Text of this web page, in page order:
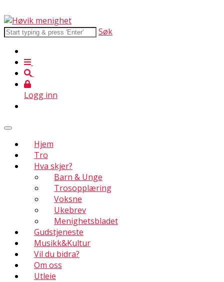
Søk
Logg inn
Hjem
Tro
Hva skjer?
Barn & Unge
Trosopplæring
Voksne
Ukebrev
Menighetsbladet
Gudstjeneste
Musikk&Kultur
Vil du bidra?
Om oss
Utleie